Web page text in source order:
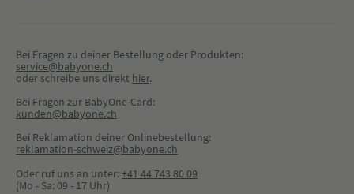
Bei Fragen zu deiner Bestellung oder Produkten:
service@babyone.ch
oder schreibe uns direkt hier.
Bei Fragen zur BabyOne-Card:
kunden@babyone.ch
Bei Reklamation deiner Onlinebestellung:
reklamation-schweiz@babyone.ch
Oder ruf uns an unter:+41 44 743 80 09
(Mo - Sa: 09 - 17 Uhr)